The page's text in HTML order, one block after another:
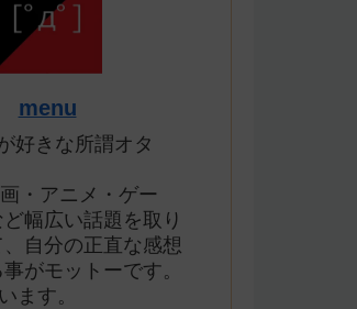
menu
好きな所謂オタ
・アニメ・ゲー
幅広い話題を取り
自分の正直な感想
がモットーです。
ます。